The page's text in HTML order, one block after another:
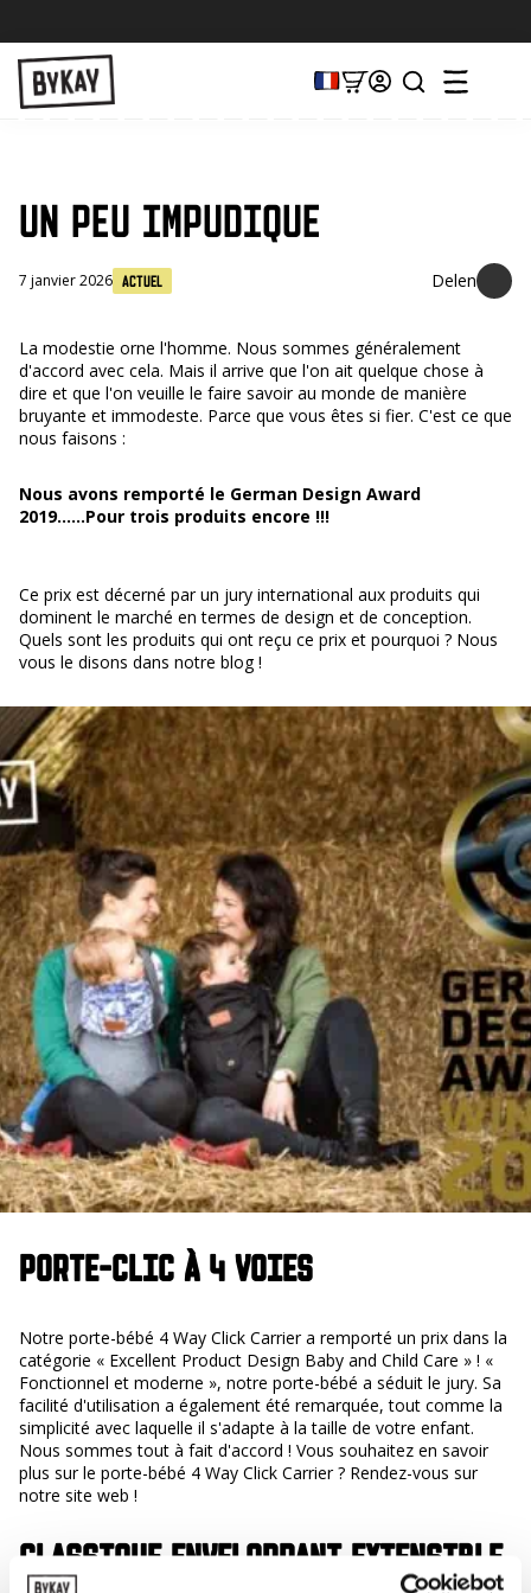
UN PEU IMPUDIQUE
7 janvier 2026 Actuel
La modestie orne l'homme. Nous sommes généralement
d'accord avec cela. Mais il arrive que l'on ait quelque chose à
dire et que l'on veuille le faire savoir au monde de manière
bruyante et immodeste. Parce que vous êtes si fier. C'est ce que
nous faisons :
Nous avons remporté le German Design Award
2019......Pour trois produits encore !!!
Ce prix est décerné par un jury international aux produits qui
dominent le marché en termes de design et de conception.
Quels sont les produits qui ont reçu ce prix et pourquoi ? Nous
vous le disons dans notre blog !
PORTE-CLIC À 4 VOIES
Notre porte-bébé 4 Way Click Carrier a remporté un prix dans la
catégorie « Excellent Product Design Baby and Child Care » ! «
Fonctionnel et moderne », notre porte-bébé a séduit le jury. Sa
facilité d'utilisation a également été remarquée, tout comme la
simplicité avec laquelle il s'adapte à la taille de votre enfant.
Nous sommes tout à fait d'accord ! Vous souhaitez en savoir
plus sur le porte-bébé 4 Way Click Carrier ? Rendez-vous sur
notre site web !
CLASSIQUE ENVELOPPANT EXTENSIBLE